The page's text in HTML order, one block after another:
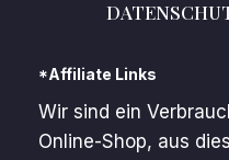
*Affiliate Links
Wir sind ein
Online-Shop, aus